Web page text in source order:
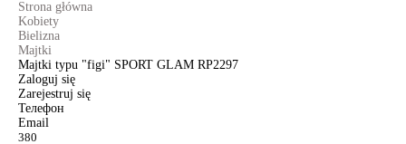
Strona główna
Kobiety
Bielizna
Majtki
Majtki typu "figi" SPORT GLAM RP2297
Zaloguj się
Zarejestruj się
Телефон
Email